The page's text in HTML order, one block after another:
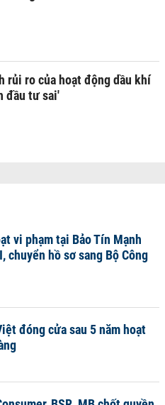
rủi ro của hoạt động dầu khí
đầu tư sai'
vi phạm tại Bảo Tín Mạnh
chuyển hồ sơ sang Bộ Công
đóng cửa sau 5 năm hoạt